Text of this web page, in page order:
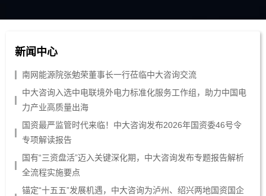
新闻中心
南网能源院张勉荣董事长一行莅临中大咨询交流
中大咨询入选中电联境外电力标准化服务工作组，助力中国电
力产业高质量出海
国资最严监管时代来临！中大咨询发布2026年国资委46号令
专项解读报告
国有“三资盘活”迈入关键深化期，中大咨询发布专题报告解析
全流程实施要点
锚定“十五五”发展机遇，中大咨询为泸州、绍兴两地国资国企